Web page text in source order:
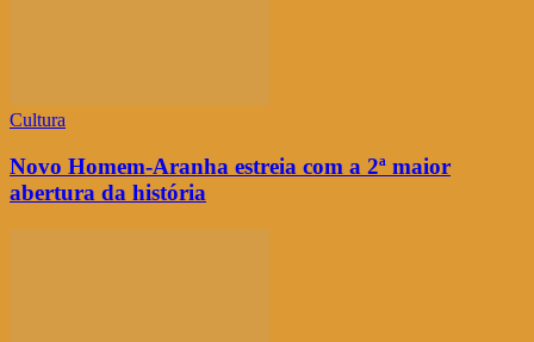
Cultura
Novo Homem-Aranha estreia com a 2ª maior
abertura da história